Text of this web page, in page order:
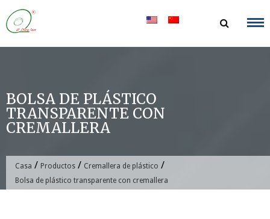
saltar
al
contenido
BOLSA DE PLÁSTICO
TRANSPARENTE CON
CREMALLERA
Casa / Productos / Cremallera de plástico /
Bolsa de plástico transparente con cremallera